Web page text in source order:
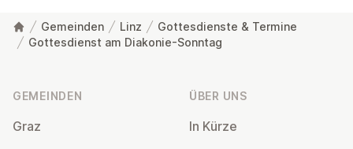
Gemeinden Linz
Gottesdienste & Termine
Gottesdienst am Diakonie-Sonntag
GEMEINDEN
Graz
ÜBER UNS
In Kürze